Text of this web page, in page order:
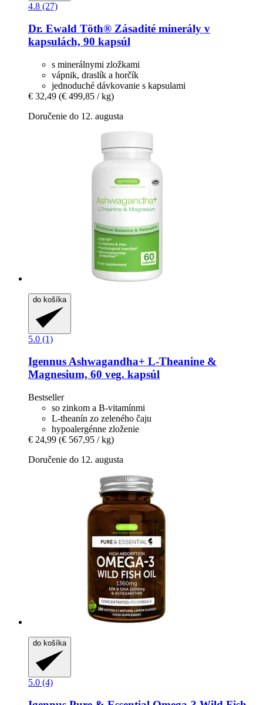
4.8 (27)
Dr. Ewald Töth® Zásadité minerály v
kapsulách, 90 kapsúl
s minerálnymi zložkami
vápnik, draslík a horčík
jednoduché dávkovanie s kapsulami
€ 32,49 (€ 499,85 / kg)
Doručenie do 12. augusta
do košíka
5.0 (1)
IgennusAshwagandha+ L-​Theanine &
Magnesium, 60 veg. kapsúl
Bestseller
so zinkom a B-vitamínmi
L-theanín zo zeleného čaju
hypoalergénne zloženie
€ 24,99 (€ 567,95 / kg)
Doručenie do 12. augusta
do košíka
5.0 (4)